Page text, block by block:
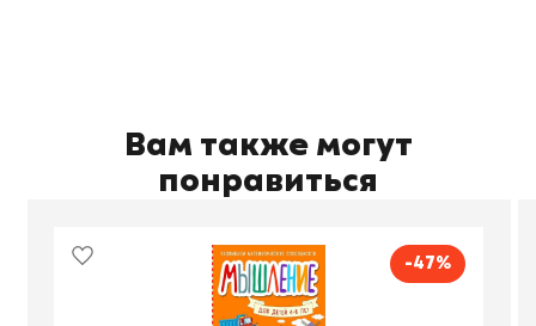
Вам также могут
понравиться
-47%